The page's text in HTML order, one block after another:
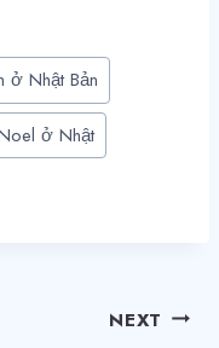
ở Nhật Bản
ở Nhật
NEXT